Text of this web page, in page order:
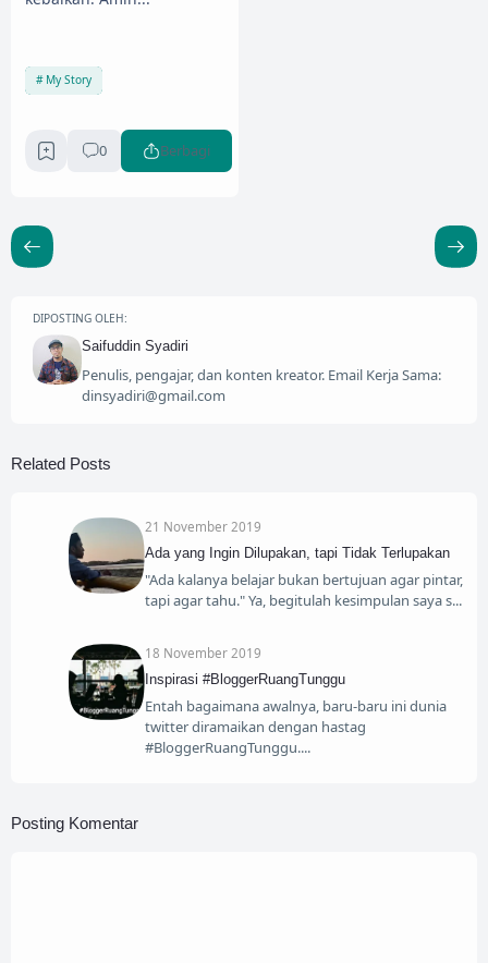
My Story
0 Berbagi
DIPOSTING OLEH:
Saifuddin Syadiri
Penulis, pengajar, dan konten kreator. Email Kerja Sama:
dinsyadiri@gmail.com
Related Posts
21 November 2019
Ada yang Ingin Dilupakan, tapi Tidak Terlupakan
"Ada kalanya belajar bukan bertujuan agar pintar,
tapi agar tahu." Ya, begitulah kesimpulan saya s
18 November 2019
Inspirasi #BloggerRuangTunggu
Entah bagaimana awalnya, baru-baru ini dunia
twitter diramaikan dengan hastag
#BloggerRuangTunggu.
Posting Komentar